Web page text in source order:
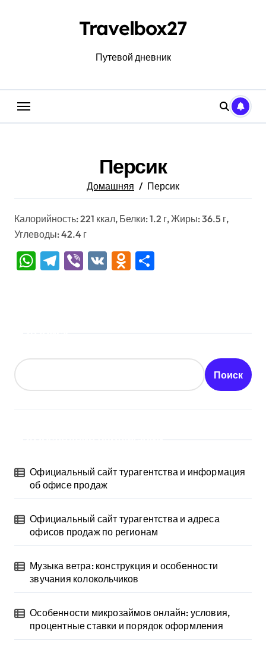
Travelbox27
Путевой дневник
Персик
Домашняя Персик
Калорийность: 221 ккал, Белки: 1.2 г, Жиры: 36.5 г,
Углеводы: 42.4 г
WhatsApp
Telegram
Viber
VK Odnoklassniki
Поиск
Официальный сайт турагентства и информация
об офисе продаж
Официальный сайт турагентства и адреса
офисов продаж по регионам
Музыка ветра: конструкция и особенности
звучания колокольчиков
Особенности микрозаймов онлайн: условия,
процентные ставки и порядок оформления